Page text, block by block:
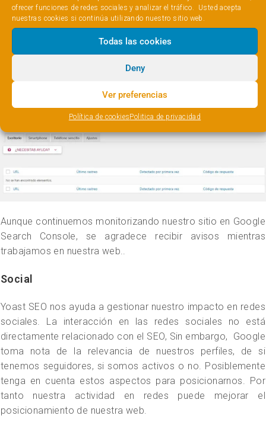
ofrecer funciones de redes sociales y analizar el tráfico. Usted acepta
nuestras cookies si continúa utilizando nuestro sitio web.
Todas las cookies
Deny
Ver preferencias
Política de cookiesPolitica de privacidad
Una vez enlazadas la cuentas Yoast SEO nos informará de
las posibles incidencias con el rastreo de nuestra web en
los diferentes dispositivos,
Aunque continuemos monitorizando nuestro sitio en Google
Search Console, se agradece recibir avisos mientras
trabajamos en nuestra web..
Social
Yoast SEO nos ayuda a gestionar nuestro impacto en redes
sociales. La interacción en las redes sociales no está
directamente relacionado con el SEO, Sin embargo, Google
toma nota de la relevancia de nuestros perfiles, de si
tenemos seguidores, si somos activos o no. Posiblemente
tenga en cuenta estos aspectos para posicionarnos. Por
tanto nuestra actividad en redes puede mejorar el
posicionamiento de nuestra web.